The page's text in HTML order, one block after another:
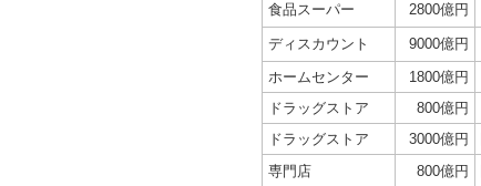
食品スーパー 2800億円
ディスカウント 9000億円
ホームセンター
1800億円
ドラッグストア
800億円
ドラッグストア
3000億円
専門店
800億円